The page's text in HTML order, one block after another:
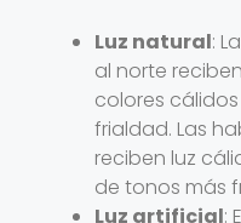
Luz natural:
al norte
colores
frialdad. Las
reciben luz
de tonos más
Luz artificial: